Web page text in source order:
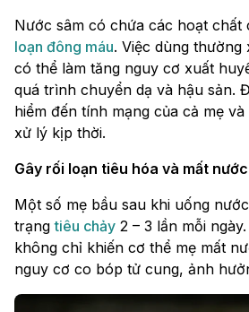
Nước sâm có chứa các hoạt chất
loạn đông máu. Việc dùng
có thể làm tăng nguy cơ xuất
quá trình chuyển dạ và hậu sản.
hiểm đến tính mạng của cả mẹ
xử lý kịp thời.
Gây rối loạn tiêu hóa và mất nước
Một số mẹ bầu sau khi uống
trạngtiêu chảy 2 – 3 lần mỗi
không chỉ khiến cơ thể mẹ mất
nguy cơ co bóp tử cung, ảnh